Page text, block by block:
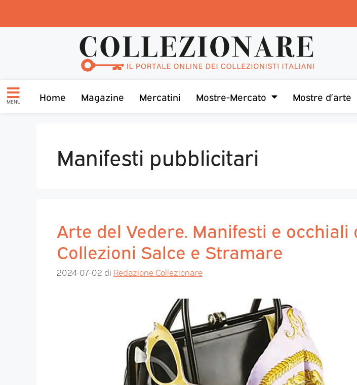
MENU Home Magazine Mercatini Mostre-Mercato Mostre d’arte
Manifesti pubblicitari
Arte del Vedere. Manifesti e occhiali
Collezioni Salce e Stramare
2024-07-02 di Redazione Collezionare